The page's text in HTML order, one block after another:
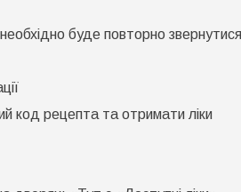
буде повторно
код рецепта та отримати ліки